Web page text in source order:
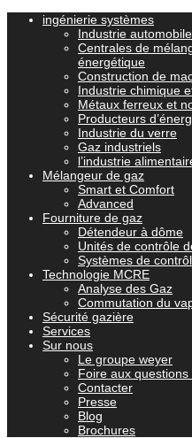
ingénierie systèmes
Industrie automobile
Centrales de
énergétique
Construction de
Industrie chimique
Métaux ferreux et
Producteurs
Industrie du verre
Gaz industriels
l’industrie
Mélangeur de gaz
Smart et Comfort
Advanced
Fourniture de gaz
Détendeur à dôme
Unités de contrôle
Systèmes de
Technologie MCRE
Analyse des Gaz
Commutation du
Sécurité gazière
Services
Sur nous
Le groupe weyer
Foire aux questions
Contacter
Presse
Blog
Brochures